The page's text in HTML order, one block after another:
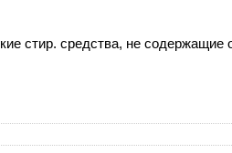
стир. средства, не содержащие